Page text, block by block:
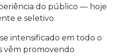
do público — hoje
e seletivo.
intensificado em todo o
vêm promovendo